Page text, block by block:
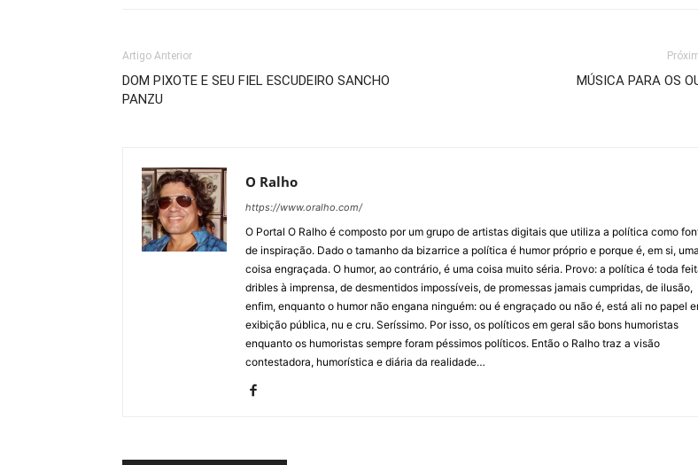
Artigo Anterior
DOM PIXOTE E SEU FIEL ESCUDEIRO SANCHO
PANZU
MÚSICA PARA OS
O Ralho
https://www.oralho.com/
O Portal O Ralho é composto por um grupo de artistas digitais que utiliza a política como
de inspiração. Dado o tamanho da bizarrice a política é humor próprio e porque é, em si, uma
coisa engraçada. O humor, ao contrário, é uma coisa muito séria. Provo: a política é toda
dribles à imprensa, de desmentidos impossíveis, de promessas jamais cumpridas, de ilusão,
enfim, enquanto o humor não engana ninguém: ou é engraçado ou não é, está ali no papel
exibição pública, nu e cru. Seríssimo. Por isso, os políticos em geral são bons humoristas
enquanto os humoristas sempre foram péssimos políticos. Então o Ralho traz a visão
contestadora, humorística e diária da realidade…